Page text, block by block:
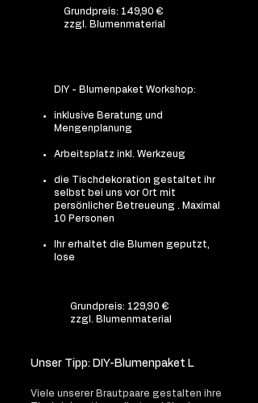
Grundpreis: 149,90 €
zzgl. Blumenmaterial
DIY - Blumenpaket Workshop:
inklusive Beratung und
Mengenplanung
Arbeitsplatz inkl. Werkzeug
die Tischdekoration gestaltet ihr
selbst bei uns vor Ort mit
persönlicher Betreueung . Maximal
10 Personen
Ihr erhaltet die Blumen geputzt,
lose
Grundpreis: 129,90 €
zzgl. Blumenmaterial
Unser Tipp: DIY-Blumenpaket L
Viele unserer Brautpaare gestalten ihre